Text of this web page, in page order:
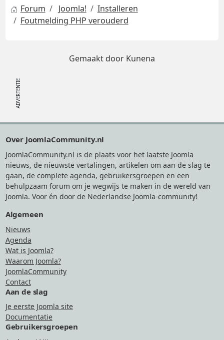
Forum Joomla!
Installeren
Foutmelding PHP verouderd
Gemaakt door Kunena
Over JoomlaCommunity.nl
JoomlaCommunity.nl is de plaats voor het laatste Joomla
nieuws, de nieuwste vertalingen, artikelen om aan de slag te
gaan, de complete agenda, gebruikersgroepen en een
behulpzaam forum om je wegwijs te maken in de wereld van
Joomla. Voor én door de Nederlandse Joomla-community!
Algemeen
Nieuws
Agenda
Wat is Joomla?
Waarom Joomla?
JoomlaCommunity
Contact
Aan de slag
Je eerste Joomla site
Documentatie
Gebruikersgroepen